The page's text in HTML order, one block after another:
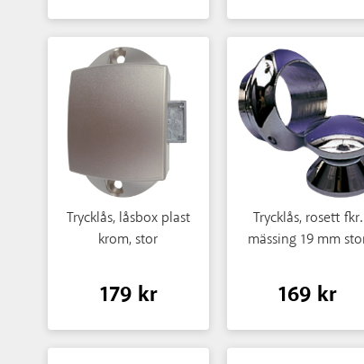
Trycklås, låsbox plast
krom, stor
179 kr
Trycklås, rosett fkr.
mässing 19 mm
169 kr